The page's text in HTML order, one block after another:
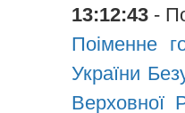
13:12:43 -
Поіменне
України
Верховної